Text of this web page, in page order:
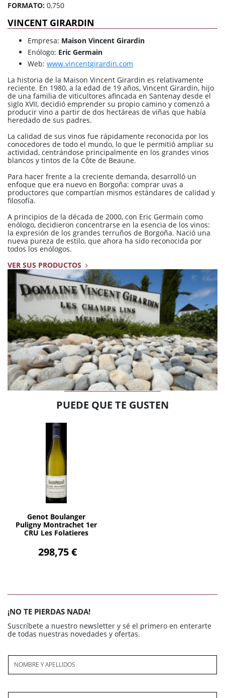
FORMATO: 0,750
VINCENT GIRARDIN
Empresa: Maison Vincent Girardin
Enólogo: Eric Germain
Web: www.vincentgirardin.com
La historia de la Maison Vincent Girardin es relativamente
reciente. En 1980, a la edad de 19 años, Vincent Girardin, hijo
de una familia de viticultores afincada en Santenay desde el
siglo XVII, decidió emprender su propio camino y comenzó a
producir vino a partir de dos hectáreas de viñas que había
heredado de sus padres.
La calidad de sus vinos fue rápidamente reconocida por los
conocedores de todo el mundo, lo que le permitió ampliar su
actividad, centrándose principalmente en los grandes vinos
blancos y tintos de la Côte de Beaune.
Para hacer frente a la creciente demanda, desarrolló un
enfoque que era nuevo en Borgoña: comprar uvas a
productores que compartían mismos estándares de calidad y
filosofía.
A principios de la década de 2000, con Eric Germain como
enólogo, decidieron concentrarse en la esencia de los vinos:
la expresión de los grandes terruños de Borgoña. Nació una
nueva pureza de estilo, que ahora ha sido reconocida por
todos los enólogos.
VER SUS PRODUCTOS
PUEDE QUE TE GUSTEN
Genot Boulanger
Puligny Montrachet 1er
CRU Les Folatieres
298,75 €
AÑADIR
¡NO TE PIERDAS NADA!
Suscríbete a nuestro newsletter y sé el primero en enterarte
de todas nuestras novedades y ofertas.
NOMBRE Y APELLIDOS